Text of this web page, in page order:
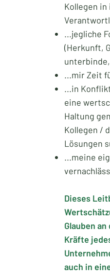
Kollegen
...jegliche
(Herkunft,
unterbinde,
...mir Zeit
...in
eine
Haltung
Kollegen /
Lösungen
...meine
Dieses
Glauben
Kräfte
auch in